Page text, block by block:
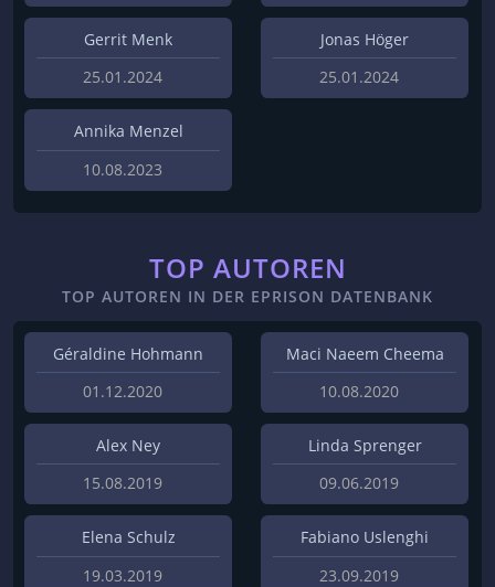
Gerrit Menk
25.01.2024
Jonas Höger
25.01.2024
Annika Menzel
10.08.2023
TOP AUTOREN
TOP AUTOREN IN DER EPRISON DATENBANK
Géraldine Hohmann
01.12.2020
Maci Naeem Cheema
10.08.2020
Alex Ney
15.08.2019
Linda Sprenger
09.06.2019
Elena Schulz
19.03.2019
Fabiano Uslenghi
23.09.2019